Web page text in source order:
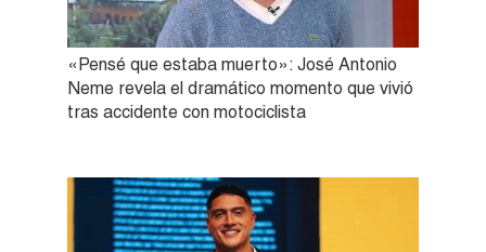
«Pensé que estaba muerto»: José Antonio
Neme revela el dramático momento que vivió
tras accidente con motociclista